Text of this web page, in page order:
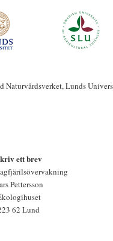
Naturvårdsverket, Lunds
ett brev
Pettersson
62 Lund